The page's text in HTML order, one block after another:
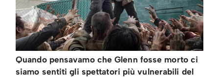
Quando pensavamo che Glenn fosse morto ci
siamo sentiti gli spettatori più vulnerabili del